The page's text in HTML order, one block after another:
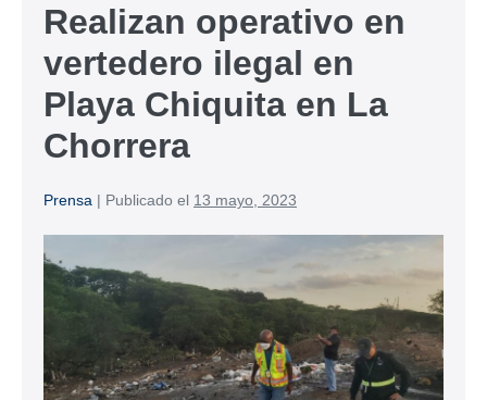
Realizan operativo en
vertedero ilegal en
Playa Chiquita en La
Chorrera
Prensa | Publicado el 13 mayo, 2023